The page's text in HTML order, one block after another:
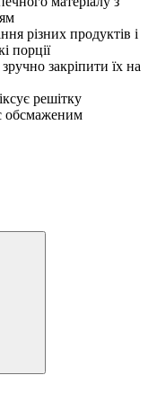
різних продуктів і
порції
закріпити їх на
решітку
обсмаженим